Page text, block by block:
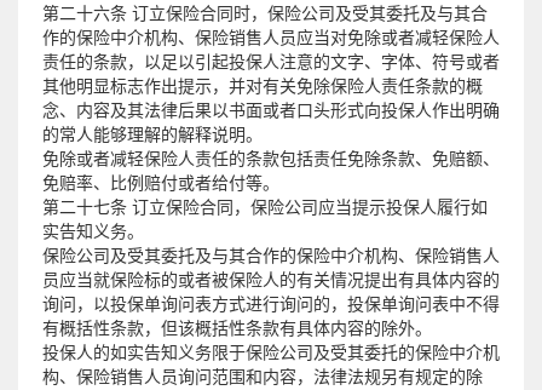
第二十六条 订立保险合同时，保险公司及受其委托及与其合
作的保险中介机构、保险销售人员应当对免除或者减轻保险人
责任的条款，以足以引起投保人注意的文字、字体、符号或者
其他明显标志作出提示，并对有关免除保险人责任条款的概
念、内容及其法律后果以书面或者口头形式向投保人作出明确
的常人能够理解的解释说明。
免除或者减轻保险人责任的条款包括责任免除条款、免赔额、
免赔率、比例赔付或者给付等。
第二十七条 订立保险合同，保险公司应当提示投保人履行如
实告知义务。
保险公司及受其委托及与其合作的保险中介机构、保险销售人
员应当就保险标的或者被保险人的有关情况提出有具体内容的
询问，以投保单询问表方式进行询问的，投保单询问表中不得
有概括性条款，但该概括性条款有具体内容的除外。
投保人的如实告知义务限于保险公司及受其委托的保险中介机
构、保险销售人员询问范围和内容，法律法规另有规定的除